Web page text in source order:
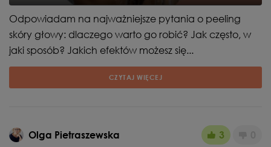
Odpowiadam na najważniejsze pytania o peeling
skóry głowy: dlaczego warto go robić? Jak często, w
jaki sposób? Jakich efektów możesz się...
CZYTAJ WIĘCEJ
Olga Pietraszewska 3